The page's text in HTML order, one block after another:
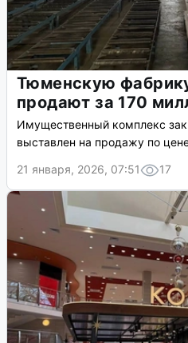
Тюменскую
продают за 170
Имущественный комплекс
выставлен на продажу по
21 января, 2026, 07:51
17